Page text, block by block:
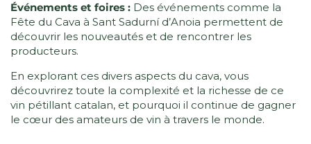
Événements et foires : Des événements comme la
Fête du Cava à Sant Sadurní d’Anoia permettent de
découvrir les nouveautés et de rencontrer les
producteurs.
En explorant ces divers aspects du cava, vous
découvrirez toute la complexité et la richesse de ce
vin pétillant catalan, et pourquoi il continue de gagner
le cœur des amateurs de vin à travers le monde.